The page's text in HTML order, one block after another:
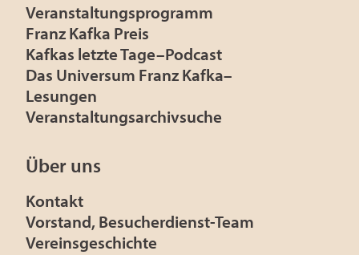
Veranstaltungsprogramm
Franz Kafka Preis
Kafkas letzte Tage–Podcast
Das Universum Franz Kafka–
Lesungen
Veranstaltungsarchivsuche
Über uns
Kontakt
Vorstand, Besucherdienst-Team
Vereinsgeschichte